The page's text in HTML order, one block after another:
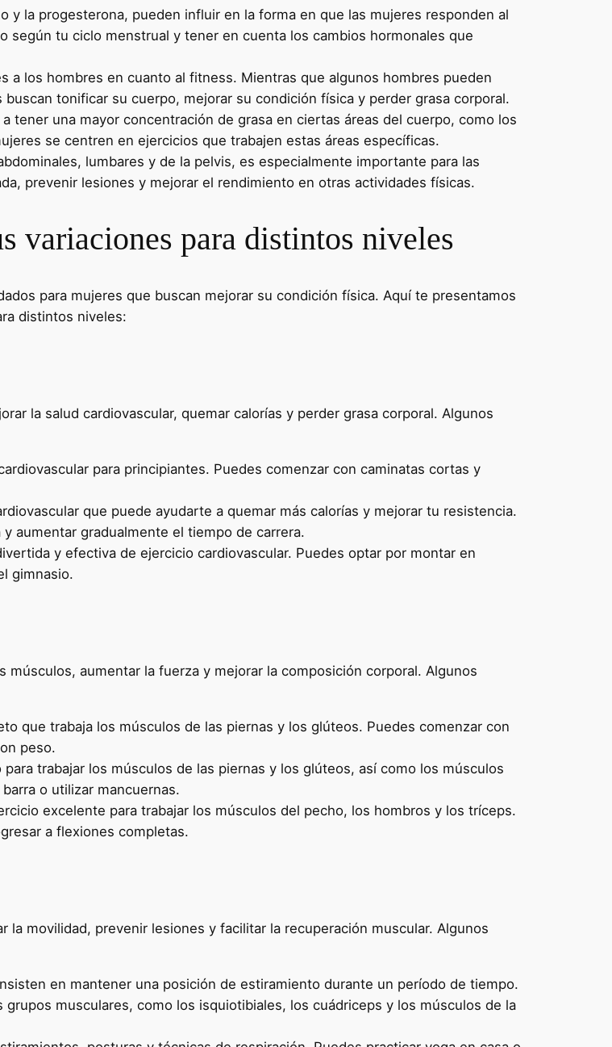
y la progesterona, pueden influir en la forma en que las mujeres responden al
tu ciclo menstrual y tener en cuenta los cambios hormonales que
los hombres en cuanto al fitness. Mientras que algunos hombres pueden
tonificar su cuerpo, mejorar su condición física y perder grasa corporal.
tener una mayor concentración de grasa en ciertas áreas del cuerpo, como los
se centren en ejercicios que trabajen estas áreas específicas.
lumbares y de la pelvis, es especialmente importante para las
prevenir lesiones y mejorar el rendimiento en otras actividades físicas.
variaciones para distintos niveles
para mujeres que buscan mejorar su condición física. Aquí te presentamos
distintos niveles:
la salud cardiovascular, quemar calorías y perder grasa corporal. Algunos
para principiantes. Puedes comenzar con caminatas cortas y
que puede ayudarte a quemar más calorías y mejorar tu resistencia.
aumentar gradualmente el tiempo de carrera.
y efectiva de ejercicio cardiovascular. Puedes optar por montar en
gimnasio.
aumentar la fuerza y mejorar la composición corporal. Algunos
que trabaja los músculos de las piernas y los glúteos. Puedes comenzar con
peso.
trabajar los músculos de las piernas y los glúteos, así como los músculos
o utilizar mancuernas.
excelente para trabajar los músculos del pecho, los hombros y los tríceps.
a flexiones completas.
movilidad, prevenir lesiones y facilitar la recuperación muscular. Algunos
en mantener una posición de estiramiento durante un período de tiempo.
musculares, como los isquiotibiales, los cuádriceps y los músculos de la